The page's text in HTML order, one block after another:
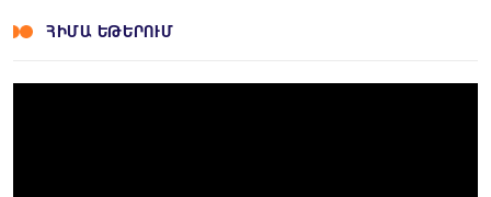
ՀԻՄԱ ԵԹԵՐՈՒՄ